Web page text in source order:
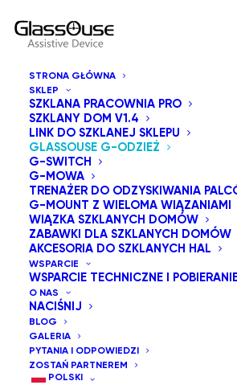
STRONA GŁÓWNA
SKLEP
SZKLANA PRACOWNIA PRO
SZKLANY DOM V1.4
LINK DO SZKLANEJ SKLEPU
GLASSOUSE G-ODZIEŻ
G-SWITCH
G-MOWA
TRENAŻER DO ODZYSKIWANIA
G-MOUNT Z WIELOMA WIĄZANIAMI
WIĄZKA SZKLANYCH DOMÓW
ZABAWKI DLA SZKLANYCH DOMÓW
AKCESORIA DO SZKLANYCH HAL
WSPARCIE
WSPARCIE TECHNICZNE I
O NAS
NACIŚNIJ
BLOG
GALERIA
PYTANIA I ODPOWIEDZI
ZOSTAŃ PARTNEREM
POLSKI